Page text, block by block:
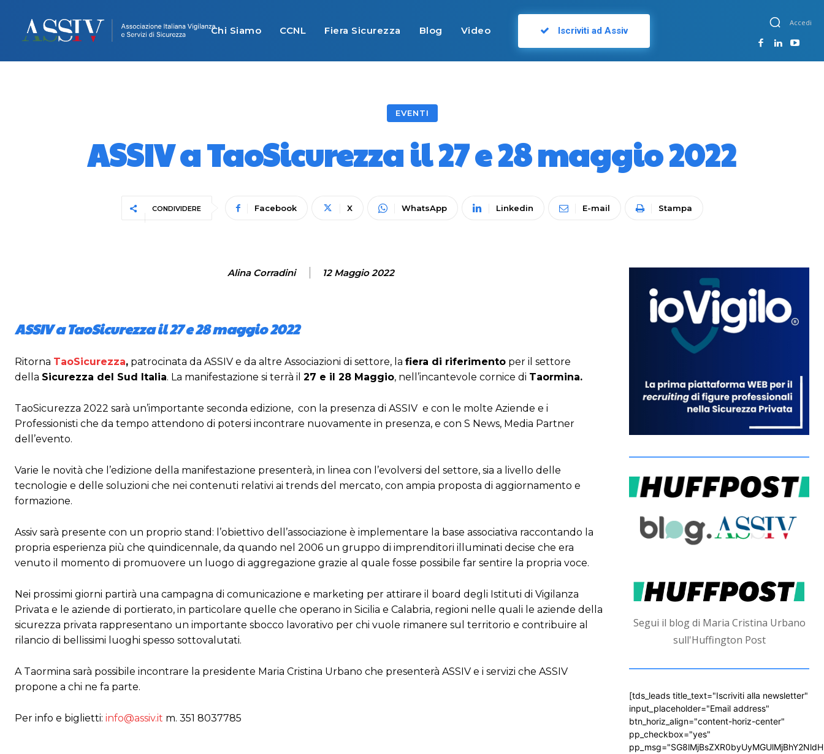
Chi Siamo CCNL Fiera Sicurezza Blog Video Iscriviti ad Assiv
Accedi
EVENTI
ASSIV a TaoSicurezza il 27 e 28 maggio 2022
CONDIVIDERE Facebook X WhatsApp Linkedin E-mail Stampa
Alina Corradini 12 Maggio 2022
ASSIV a TaoSicurezza il 27 e 28 maggio 2022
Ritorna TaoSicurezza, patrocinata da ASSIV e da altre Associazioni di settore, la fiera di riferimento per il settore
della Sicurezza del Sud Italia. La manifestazione si terrà il 27 e il 28 Maggio, nell’incantevole cornice di Taormina.
TaoSicurezza 2022 sarà un’importante seconda edizione, con la presenza di ASSIV e con le molte Aziende e i
Professionisti che da tempo attendono di potersi incontrare nuovamente in presenza, e con S News, Media Partner
dell’evento.
Varie le novità che l’edizione della manifestazione presenterà, in linea con l’evolversi del settore, sia a livello delle
tecnologie e delle soluzioni che nei contenuti relativi ai trends del mercato, con ampia proposta di aggiornamento e
formazione.
Assiv sarà presente con un proprio stand: l’obiettivo dell’associazione è implementare la base associativa raccontando la
propria esperienza più che quindicennale, da quando nel 2006 un gruppo di imprenditori illuminati decise che era
venuto il momento di promuovere un luogo di aggregazione grazie al quale fosse possibile far sentire la propria voce.
Nei prossimi giorni partirà una campagna di comunicazione e marketing per attirare il board degli Istituti di Vigilanza
Privata e le aziende di portierato, in particolare quelle che operano in Sicilia e Calabria, regioni nelle quali le aziende della
sicurezza privata rappresentano un importante sbocco lavorativo per chi vuole rimanere sul territorio e contribuire al
rilancio di bellissimi luoghi spesso sottovalutati.
A Taormina sarà possibile incontrare la presidente Maria Cristina Urbano che presenterà ASSIV e i servizi che ASSIV
propone a chi ne fa parte.
Per info e biglietti: info@assiv.it m. 351 8037785
Segui il blog di Maria Cristina Urbano
sull'Huffington Post
[tds_leads title_text="Iscriviti alla newsletter"
input_placeholder="Email address"
btn_horiz_align="content-horiz-center"
pp_checkbox="yes"